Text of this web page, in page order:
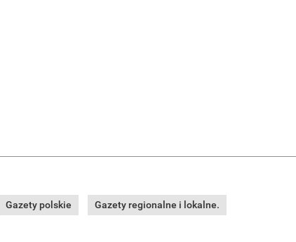
Gazety polskie Gazety regionalne i lokalne.